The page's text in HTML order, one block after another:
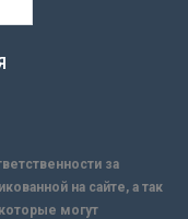
за
на сайте, а так
могут